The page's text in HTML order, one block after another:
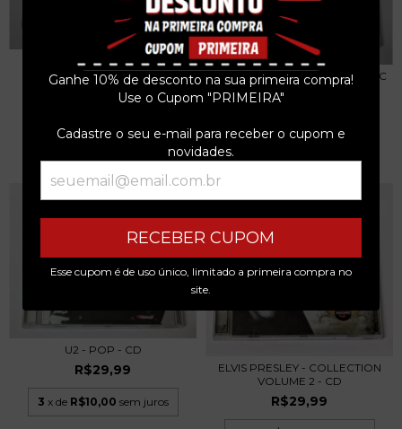
Ganhe 10% de desconto na sua primeira compra!
Use o Cupom "PRIMEIRA"
Cadastre o seu e-mail para receber o cupom e
novidades.
RECEBER CUPOM
Esse cupom é de uso único, limitado a primeira compra no
site.
KATHRYN DEAN - HIT THE
LIGHTS - CD 2015
R$29,99
x de R$10,00
DIRE STRAITS - LIVE AT THE BBC
3 x deR$13,33 sem juros
U2 - POP - CD
R$29,99
3 x de R$10,00 sem juros
ELVIS PRESLEY - COLLECTION
VOLUME 2 - CD
R$29,99